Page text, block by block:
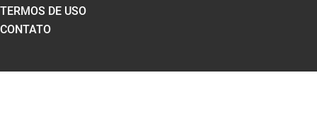
TERMOS DE USO
CONTATO